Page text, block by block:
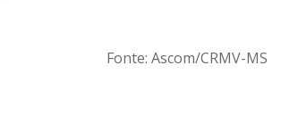
Fonte: Ascom/CRMV-MS